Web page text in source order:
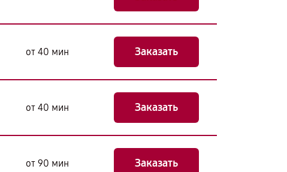
от 40 мин Заказать
от 40 мин Заказать
от 90 мин Заказать